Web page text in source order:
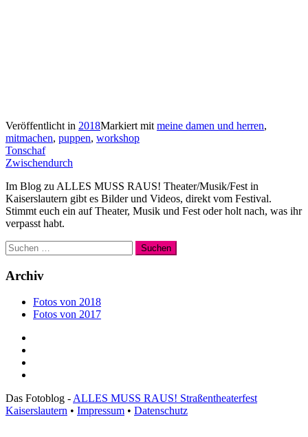
Veröffentlicht in 2018Markiert mit meine damen und herren,
mitmachen, puppen, workshop
Beitragsnavigation
Tonschaf
Zwischendurch
Im Blog zu ALLES MUSS RAUS! Theater/Musik/Fest in
Kaiserslautern gibt es Bilder und Videos, direkt vom Festival.
Stimmt euch ein auf Theater, Musik und Fest oder holt nach, was ihr
verpasst habt.
Suchen
nach:
Archiv
Fotos von 2018
Fotos von 2017
Das Fotoblog - ALLES MUSS RAUS! Straßentheaterfest
Kaiserslautern • Impressum • Datenschutz